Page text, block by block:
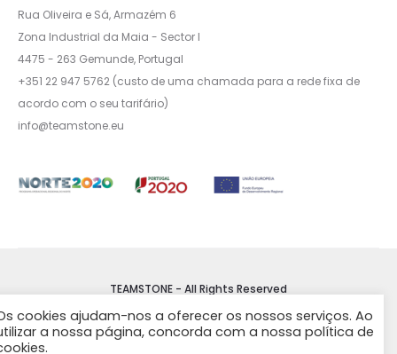
Rua Oliveira e Sá, Armazém 6
Zona Industrial da Maia - Sector I
4475 - 263 Gemunde, Portugal
+351 22 947 5762 (custo de uma chamada para a rede fixa de
acordo com o seu tarifário)
info@teamstone.eu
TEAMSTONE - All Rights Reserved
Termos e Condições
cookies ajudam-nos a oferecer os nossos serviços. Ao
a nossa página, concorda com a nossa política de